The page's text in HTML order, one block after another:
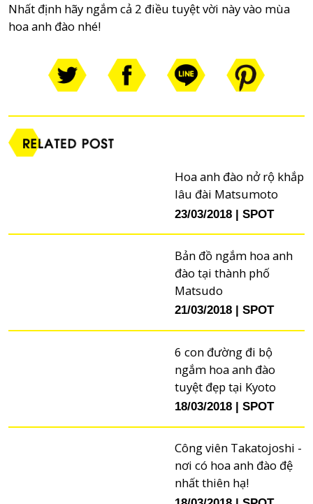
Nhất định hãy ngắm cả 2 điều tuyệt vời này vào mùa
hoa anh đào nhé!
Hoa anh đào nở rộ khắp
lâu đài Matsumoto
23/03/2018 SPOT
Bản đồ ngắm hoa anh
đào tại thành phố
Matsudo
21/03/2018 SPOT
6 con đường đi bộ
ngắm hoa anh đào
tuyệt đẹp tại Kyoto
18/03/2018 SPOT
Công viên Takatojoshi -
nơi có hoa anh đào đệ
nhất thiên hạ!